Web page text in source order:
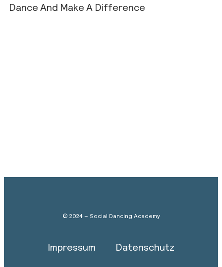
Dance And Make A Difference
© 2024 – Social Dancing Academy
Impressum Datenschutz